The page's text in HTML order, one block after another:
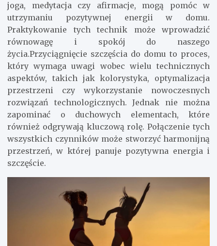
joga, medytacja czy afirmacje, mogą pomóc w
utrzymaniu pozytywnej energii w domu.
Praktykowanie tych technik może wprowadzić
równowagę i spokój do naszego
życia.Przyciągnięcie szczęścia do domu to proces,
który wymaga uwagi wobec wielu technicznych
aspektów, takich jak kolorystyka, optymalizacja
przestrzeni czy wykorzystanie nowoczesnych
rozwiązań technologicznych. Jednak nie można
zapominać o duchowych elementach, które
również odgrywają kluczową rolę. Połączenie tych
wszystkich czynników może stworzyć harmonijną
przestrzeń, w której panuje pozytywna energia i
szczęście.